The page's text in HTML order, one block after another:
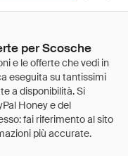
per Scosche